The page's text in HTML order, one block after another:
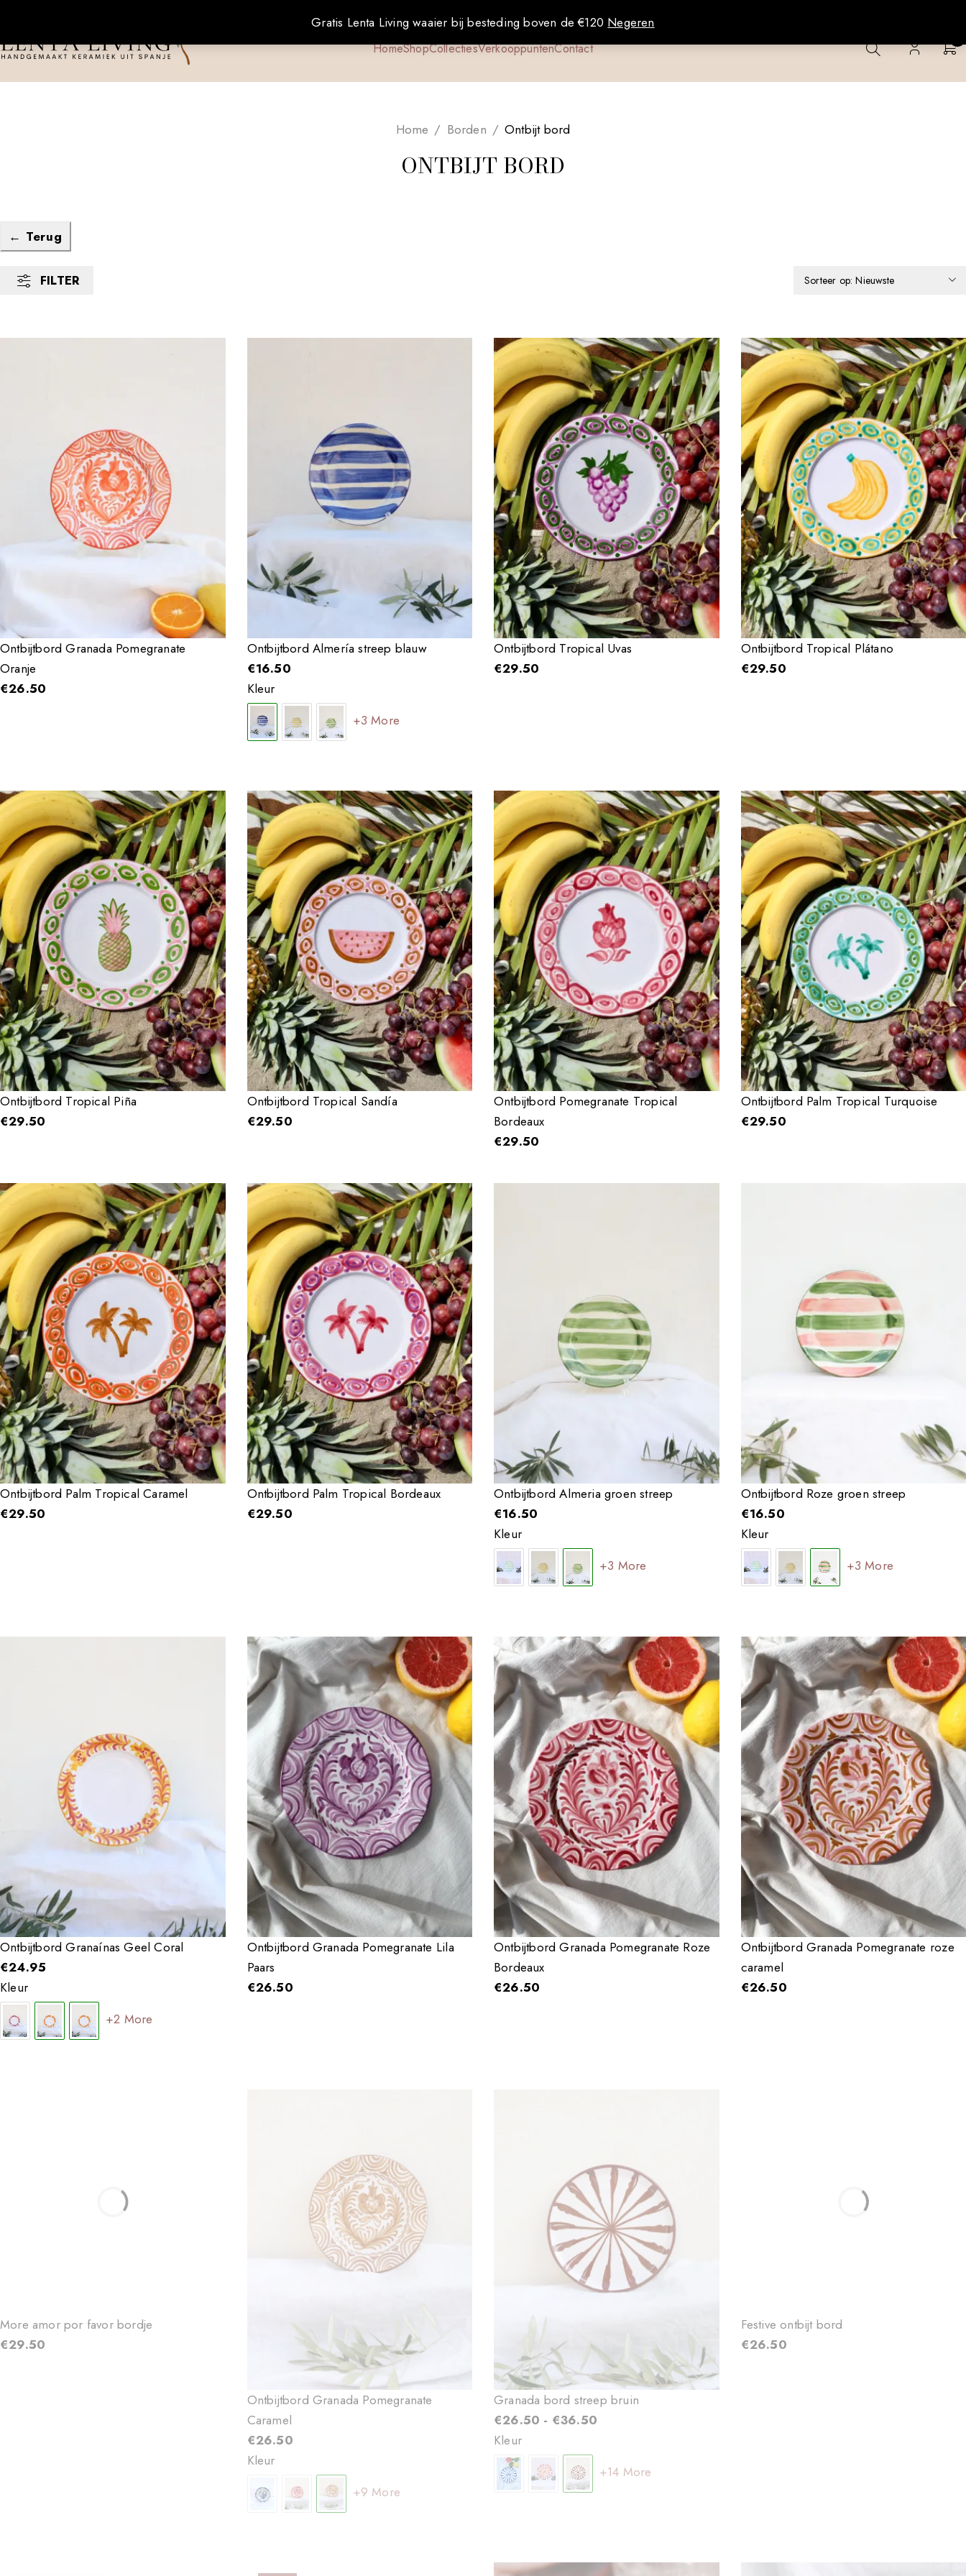
Gratis Lenta Living waaier bij besteding boven de €120 Negeren
HomeShopCollectiesVerkooppuntenContact
ONTBIJT BORD
Home / Borden / Ontbijt bord
← Terug
FILTER Sorteer op: Nieuwste
Ontbijtbord Granada Pomegranate
Oranje
€26.50
Ontbijtbord Almería streep blauw
€16.50
Kleur
+3 More
Ontbijtbord Tropical Uvas
€29.50
Ontbijtbord Tropical Plátano
€29.50
Ontbijtbord Tropical Piña
€29.50
Ontbijtbord Tropical Sandía
€29.50
Ontbijtbord Pomegranate Tropical
Bordeaux
€29.50
Ontbijtbord Palm Tropical Turquoise
€29.50
Ontbijtbord Palm Tropical Caramel
€29.50
Ontbijtbord Palm Tropical Bordeaux
€29.50
Ontbijtbord Almeria groen streep
€16.50
Kleur
+3 More
Ontbijtbord Roze groen streep
€16.50
Kleur
+3 More
Ontbijtbord Granaínas Geel Coral
€24.95
Kleur
+2 More
Ontbijtbord Granada Pomegranate Lila
Paars
€26.50
Ontbijtbord Granada Pomegranate Roze
Bordeaux
€26.50
Ontbijtbord Granada Pomegranate roze
caramel
€26.50
Ontbijtbord Granada Pomegranate
Caramel
€26.50
Kleur
+9 More
Granada bord streep bruin
€26.50 - €36.50
Kleur
+14 More